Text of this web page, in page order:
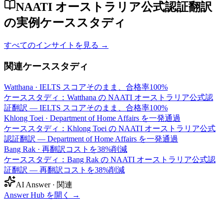
NAATI オーストラリア公式認証翻訳
の実例ケーススタディ
すべてのインサイトを見る →
関連ケーススタディ
Watthana · IELTS スコアそのまま、合格率100%
ケーススタディ：Watthana の NAATI オーストラリア公式認
証翻訳 — IELTS スコアそのまま、合格率100%
Khlong Toei · Department of Home Affairs を一発通過
ケーススタディ：Khlong Toei の NAATI オーストラリア公式
認証翻訳 — Department of Home Affairs を一発通過
Bang Rak · 再翻訳コストを38%削減
ケーススタディ：Bang Rak の NAATI オーストラリア公式認
証翻訳 — 再翻訳コストを38%削減
AI Answer · 関連
Answer Hub を開く
→